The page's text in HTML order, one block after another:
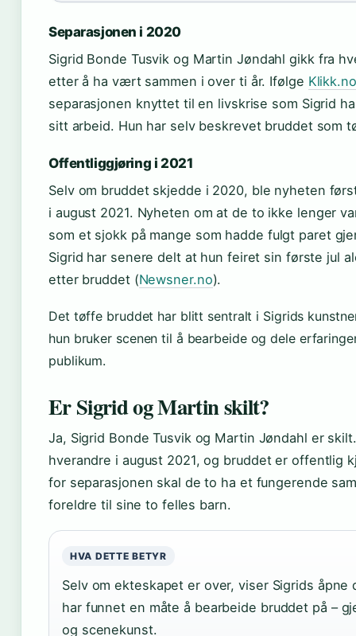
Separasjonen i 2020
Sigrid Bonde Tusvik og Martin Jøndahl gikk fra
etter å ha vært sammen i over ti år. Ifølge Klikk.no
separasjonen knyttet til en livskrise som Sigrid
sitt arbeid. Hun har selv beskrevet bruddet som
Offentliggjøring i 2021
Selv om bruddet skjedde i 2020, ble nyheten
i august 2021. Nyheten om at de to ikke lenger
som et sjokk på mange som hadde fulgt paret
Sigrid har senere delt at hun feiret sin første jul
etter bruddet (Newsner.no).
Det tøffe bruddet har blitt sentralt i Sigrids
hun bruker scenen til å bearbeide og dele
publikum.
Er Sigrid og Martin skilt?
Ja, Sigrid Bonde Tusvik og Martin Jøndahl er
hverandre i august 2021, og bruddet er offentlig
for separasjonen skal de to ha et fungerende
foreldre til sine to felles barn.
HVA DETTE BETYR
Selv om ekteskapet er over, viser Sigrids åpne
har funnet en måte å bearbeide bruddet på –
og scenekunst.